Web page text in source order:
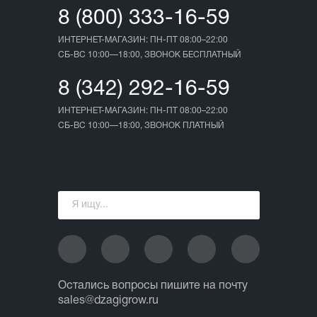
8 (800) 333-16-59
ИНТЕРНЕТ-МАГАЗИН: ПН-ПТ 08:00–22:00
СБ-ВС 10:00—18:00, ЗВОНОК БЕСПЛАТНЫЙ
8 (342) 292-16-59
ИНТЕРНЕТ-МАГАЗИН: ПН-ПТ 08:00–22:00
СБ-ВС 10:00—18:00, ЗВОНОК ПЛАТНЫЙ
Остались вопросы пишите на почту
sales@dzagigrow.ru